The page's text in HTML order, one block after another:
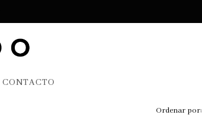
CONTACTO
Ordenar por: